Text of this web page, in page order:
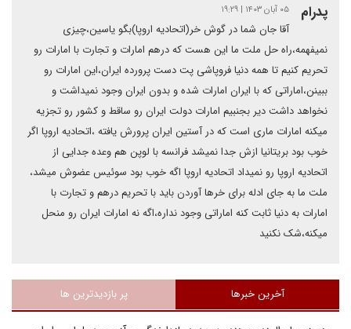
پدرام ۰۵ آبان ۱۴۰۳ | ۱۹:۲۹
آقا جان شما در گوش خر(اتحادیه اروپا)بگو یاسین،چیزی
نمیفهمه،راه حل ملت ما این هست که درهم امارات و تجارت با امارات رو
تحریم کنیم تا همه دنیا فروپاشی پت دست پرورده ایران،این امارات رو
ببینن،اماراتی که با ایران امارات شده و بدون ایران وجود نمیداشت و
نخواهد داشت دیر بجنبیم امارات دولت ایران رو ساقط و کشور رو تجزیه
میکنه امارات ماری است که در آستین ایران پرورش یافته ،اتحادیه اروپا اگر
خوب بود بریتانیا ازش جدا نمیشد فرانسه با لوپن هم وعده جدایی از
اتحادیه اروپا رو نمیداد اتحادیه اروپا اگه خوب بود سوئیس عضوش میشد،
ملت ما به جای ادله برای خرها آوردن باید با تحریم درهم و تجارت با
امارات به دنیا ثابت کنه اماراتی وجود نداره،اگه نه امارات ایران رو منحل
میکنه،شک نکنید
آخرین خبرها پر بازدیدترین ها